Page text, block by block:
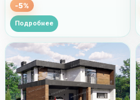
-5%
Подробнее